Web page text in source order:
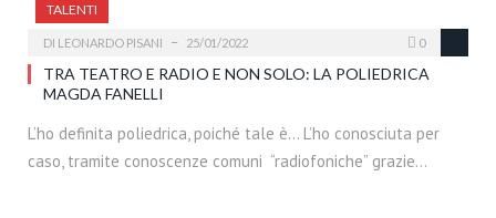
TALENTI
DI LEONARDO PISANI 25/01/2022 0
TRA TEATRO E RADIO E NON SOLO: LA POLIEDRICA
MAGDA FANELLI
L’ho definita poliedrica, poiché tale è… L’ho conosciuta per
caso, tramite conoscenze comuni “radiofoniche” grazie…